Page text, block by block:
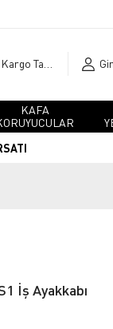
KAFA
İş Ayakkabı